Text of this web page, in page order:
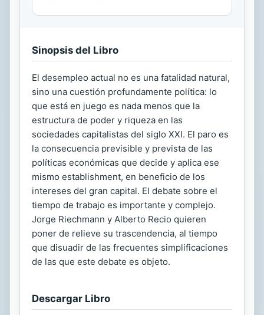
Sinopsis del Libro
El desempleo actual no es una fatalidad natural,
sino una cuestión profundamente política: lo
que está en juego es nada menos que la
estructura de poder y riqueza en las
sociedades capitalistas del siglo XXI. El paro es
la consecuencia previsible y prevista de las
políticas económicas que decide y aplica ese
mismo establishment, en beneficio de los
intereses del gran capital. El debate sobre el
tiempo de trabajo es importante y complejo.
Jorge Riechmann y Alberto Recio quieren
poner de relieve su trascendencia, al tiempo
que disuadir de las frecuentes simplificaciones
de las que este debate es objeto.
Descargar Libro